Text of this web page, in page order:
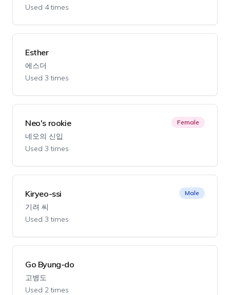
Used 4 times
Esther
에스더
Used 3 times
Neo's rookie
네오의 신입
Used 3 times
Female
Kiryeo-ssi
기려 씨
Used 3 times
Male
Go Byung-do
고병도
Used 2 times